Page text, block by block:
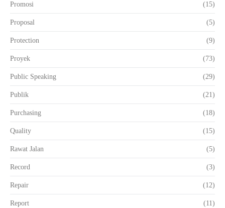
Promosi (15)
Proposal (5)
Protection (9)
Proyek (73)
Public Speaking (29)
Publik (21)
Purchasing (18)
Quality (15)
Rawat Jalan (5)
Record (3)
Repair (12)
Report (11)